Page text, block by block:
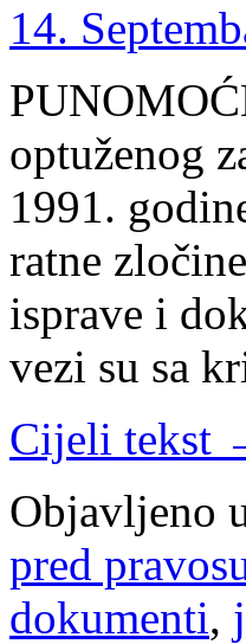
14.
optuženog
1991.
ratne
isprave i
vezi su sa
Cijeli tekst
Objavljeno
pred
dokumenti,